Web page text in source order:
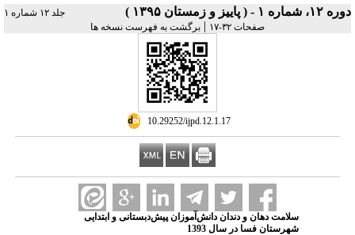
دوره ۱۲، شماره ۱ - ( پاییز و زمستان ۱۳۹۵ )
جلد ۱۲ شماره ۱
صفحات ۳۲-۱۷
| برگشت به فهرست نسخه ها
‎ 10.29252/ijpd.12.1.17
سلامت دهان و دندان دانش‌آموزان پیش‌دبستانی و ابتدایی
شهرستان فسا در سال 1393